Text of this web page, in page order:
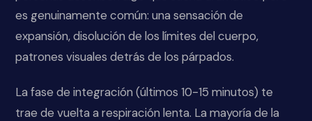
es genuinamente común: una sensación de
expansión, disolución de los límites del cuerpo,
patrones visuales detrás de los párpados.
La fase de integración (últimos 10-15 minutos) te
trae de vuelta a respiración lenta. La mayoría de la